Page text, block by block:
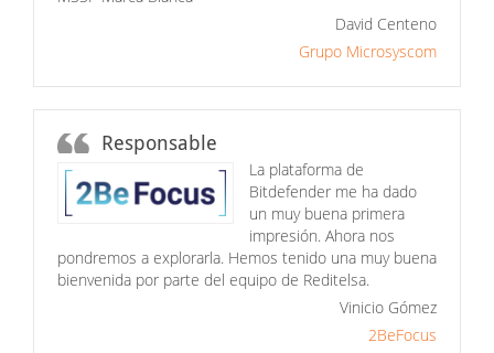
David Centeno
Grupo Microsyscom
Responsable
La plataforma de
Bitdefender me ha dado
un muy buena primera
impresión. Ahora nos
pondremos a explorarla. Hemos tenido una muy buena
bienvenida por parte del equipo de Reditelsa.
Vinicio Gómez
2BeFocus